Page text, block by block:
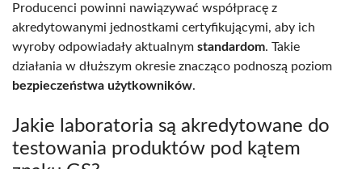
Producenci powinni nawiązywać współpracę z
akredytowanymi jednostkami certyfikującymi, aby ich
wyroby odpowiadały aktualnym standardom. Takie
działania w dłuższym okresie znacząco podnoszą poziom
bezpieczeństwa użytkowników.
Jakie laboratoria są akredytowane do
testowania produktów pod kątem